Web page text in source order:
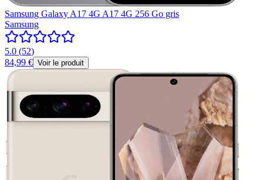
Samsung Galaxy A17 4G A17 4G 256 Go gris
Samsung
5.0 (52)
84,99 € Voir le produit